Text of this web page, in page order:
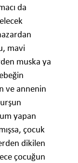
da
mavi
muska ya
ve annenin
yapan
çocuk
dikilen
çocuğun